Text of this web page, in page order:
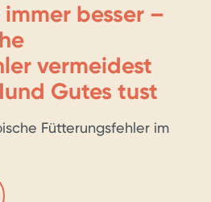
besser –
vermeidest
Gutes tust
Fütterungsfehler im